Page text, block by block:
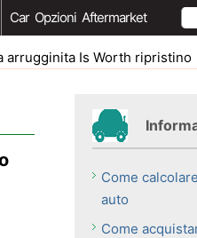
Car Opzioni Aftermarket
arrugginita Is Worth ripristino
Come
auto
Come